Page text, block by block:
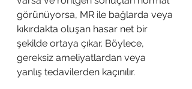
görünüyorsa, MR ile bağlarda veya
kıkırdakta oluşan hasar net bir
şekilde ortaya çıkar. Böylece,
gereksiz ameliyatlardan veya
yanlış tedavilerden kaçınılır.